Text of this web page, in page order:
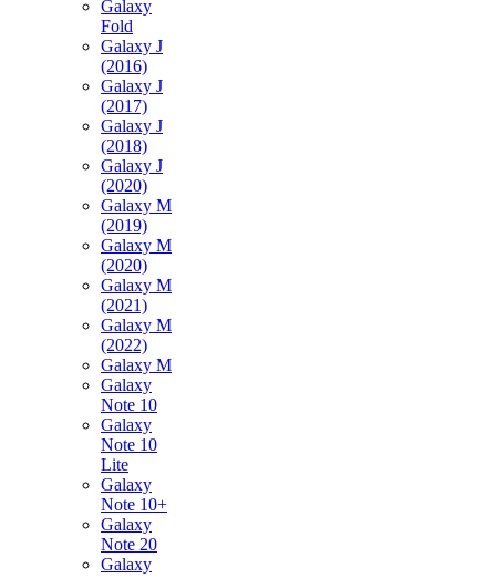
Galaxy
Fold
Galaxy J
(2016)
Galaxy J
(2017)
Galaxy J
(2018)
Galaxy J
(2020)
Galaxy M
(2019)
Galaxy M
(2020)
Galaxy M
(2021)
Galaxy M
(2022)
Galaxy M
Galaxy
Note 10
Galaxy
Note 10
Lite
Galaxy
Note 10+
Galaxy
Note 20
Galaxy